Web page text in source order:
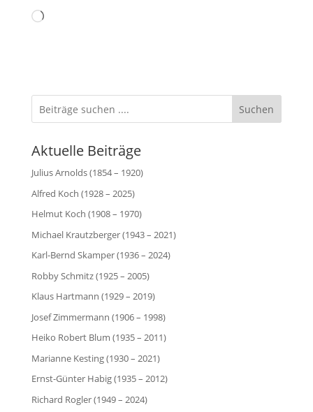
Wird
Suchen
Aktuelle Beiträge
Julius Arnolds (1854 – 1920)
Alfred Koch (1928 – 2025)
Helmut Koch (1908 – 1970)
Michael Krautzberger (1943 – 2021)
Karl-Bernd Skamper (1936 – 2024)
Robby Schmitz (1925 – 2005)
Klaus Hartmann (1929 – 2019)
Josef Zimmermann (1906 – 1998)
Heiko Robert Blum (1935 – 2011)
Marianne Kesting (1930 – 2021)
Ernst-Günter Habig (1935 – 2012)
Richard Rogler (1949 – 2024)